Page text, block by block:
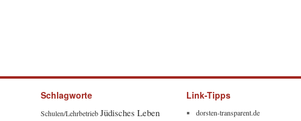
Schlagworte
Schulen/LehrbetriebJüdisches Leben
Link-Tipps
dorsten-transparent.de